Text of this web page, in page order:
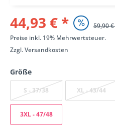
44,93 € * 59,90
Preise inkl. 19% Mehrwertsteuer.
Zzgl.Versandkosten
Größe
S - 37/38 XL - 43/44
3XL - 47/48